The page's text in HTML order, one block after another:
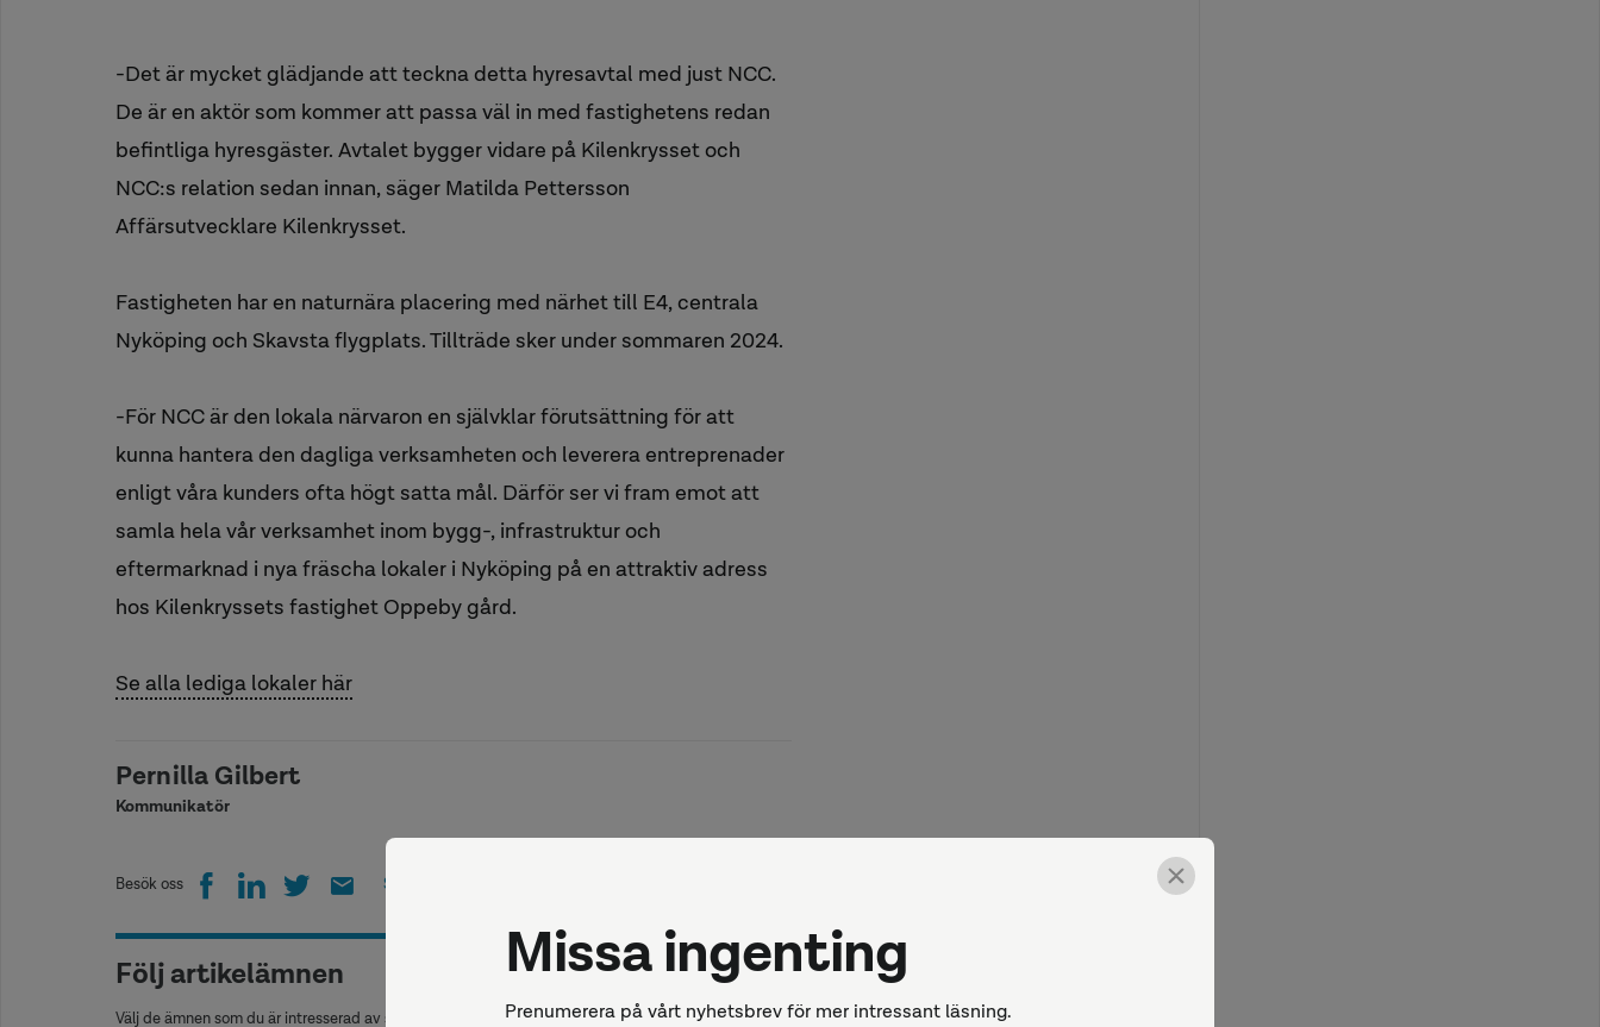
-Det är mycket glädjande att teckna detta hyresavtal med just NCC.
De är en aktör som kommer att passa väl in med fastighetens redan
befintliga hyresgäster. Avtalet bygger vidare på Kilenkrysset och
NCC:s relation sedan innan, säger Matilda Pettersson
Affärsutvecklare Kilenkrysset.
Fastigheten har en naturnära placering med närhet till E4, centrala
Nyköping och Skavsta flygplats. Tillträde sker under sommaren 2024.
-För NCC är den lokala närvaron en självklar förutsättning för att
kunna hantera den dagliga verksamheten och leverera entreprenader
enligt våra kunders ofta högt satta mål. Därför ser vi fram emot att
samla hela vår verksamhet inom bygg-, infrastruktur och
eftermarknad i nya fräscha lokaler i Nyköping på en attraktiv adress
hos Kilenkryssets fastighet Oppeby gård.
Se alla lediga lokaler här
Pernilla Gilbert
Kommunikatör
Besök oss Skriv ut
Följ artikelämnen
Välj de ämnen som du är intresserad av så kommer vi att meddela dig när vi publicerar någonting